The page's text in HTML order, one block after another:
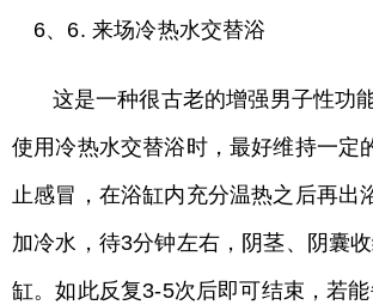
6、6. 来场冷热水交替浴
这是一种很古老的增强男子性功
使用冷热水交替浴时，最好维持一定
止感冒，在浴缸内充分温热之后再出
加冷水，待3分钟左右，阴茎、阴囊
缸。如此反复3-5次后即可结束，若